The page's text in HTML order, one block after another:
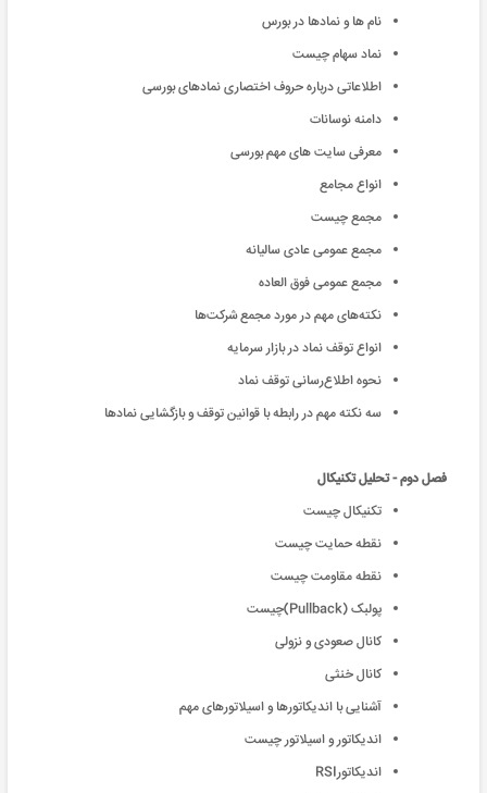
نام ها و نمادها در بورس
نماد سهام چیست
اطلاعاتی درباره حروف اختصاری نمادهای بورسی
دامنه نوسانات
معرفی سایت های مهم بورسی
انواع مجامع
مجمع چیست
مجمع عمومی عادی سالیانه
مجمع عمومی فوق العاده
نکته‌های مهم در مورد مجمع شرکت‌ها
انواع توقف نماد در بازار سرمایه
نحوه اطلاع‌رسانی توقف نماد
سه نکته مهم در رابطه با قوانین توقف و بازگشایی نمادها
فصل دوم - تحلیل تکنیکال
تکنیکال چیست
نقطه حمایت چیست
نقطه مقاومت چیست
پولبک (Pullback)چیست
کانال صعودی و نزولی
کانال خنثی
آشنایی با اندیکاتورها و اسیلاتورهای مهم
اندیکاتور و اسیلاتور چیست
اندیکاتورRSI